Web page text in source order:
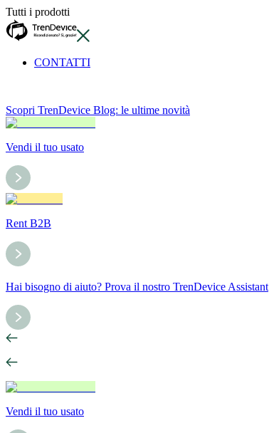
Tutti i prodotti
CONTATTI
Scopri TrenDevice Blog: le ultime novità
Vendi il tuo usato
Rent B2B
Hai bisogno di aiuto? Prova il nostro TrenDevice Assistant
Vendi il tuo usato